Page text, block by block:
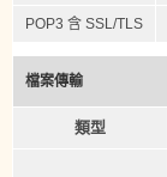
POP3 含 SSL/TLS
檔案傳輸
類型